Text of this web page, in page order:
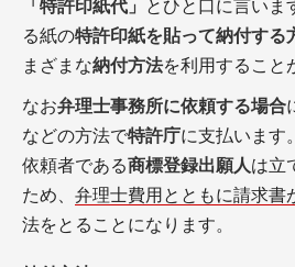
「特許印紙代」
とひと口に言いま
る紙の特許印紙を貼って納付する
まざまな納付方法を利用すること
なお弁理士事務所に依頼する場合
などの方法で特許庁に支払います。
依頼者である商標登録出願人は立
ため、 弁理士費用とともに請求書
法をとることになります。